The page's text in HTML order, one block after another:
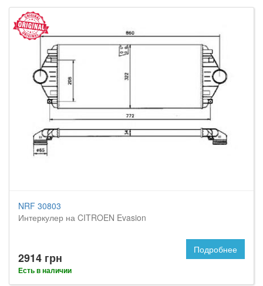
NRF 30803
Интеркулер на CITROEN Evasion
2914 грн
Есть в наличии
Подробнее